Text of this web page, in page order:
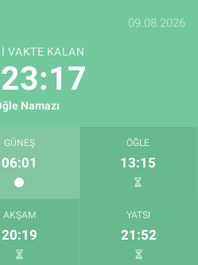
09.08.2026
VAKTE KALAN
Namazı
GÜNEŞ
06:01
ÖĞLE
13:15
AKŞAM
20:19
YATSI
21:52